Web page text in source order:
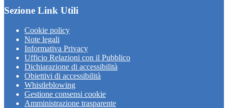
Sezione Link Utili
Cookie policy
Note legali
Informativa Privacy
Ufficio Relazioni con il Pubblico
Dichiarazione di accessibilità
Obiettivi di accessibilità
Whistleblowing
Gestione consensi cookie
Amministrazione trasparente